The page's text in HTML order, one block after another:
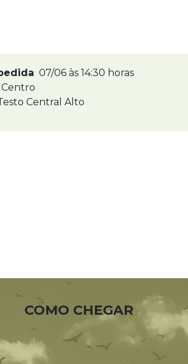
07/06 às 14:30 horas
Central Alto
COMO CHEGAR